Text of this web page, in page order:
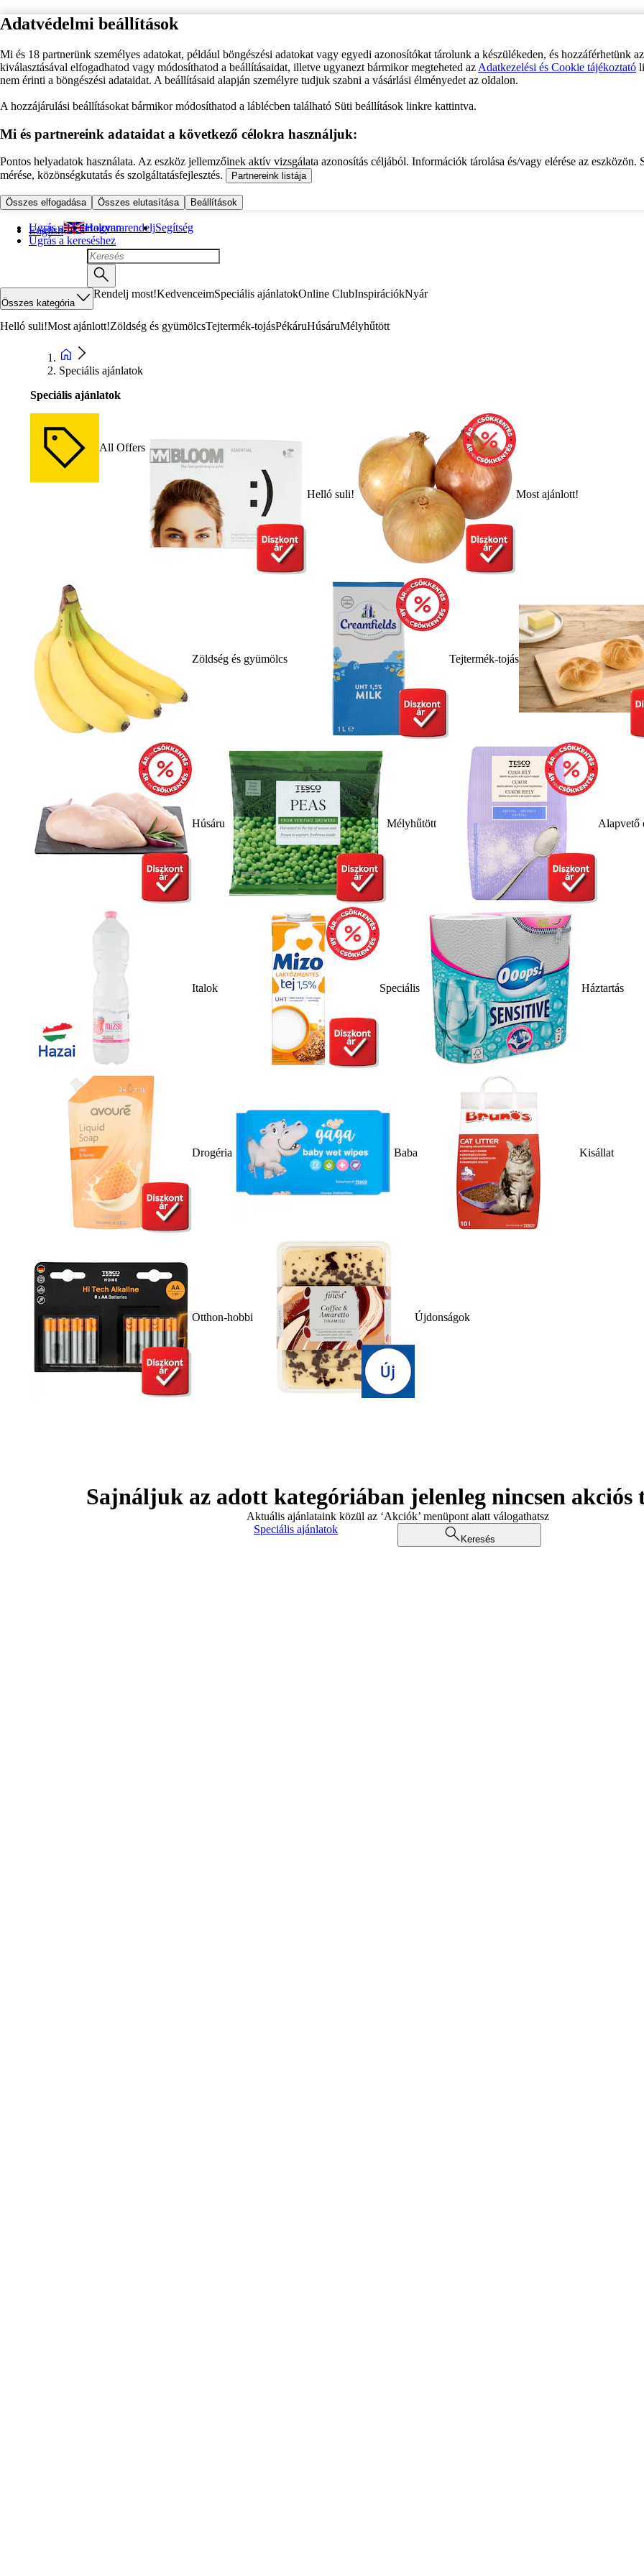
Adatvédelmi beállítások
Mi és 18 partnerünk személyes adatokat, például böngészési adatokat vagy egyedi azonosítókat tárolunk a készülékeden, és hozzáférhetünk
kiválasztásával elfogadhatod vagy módosíthatod a beállításaidat, illetve ugyanezt bármikor megteheted az Adatkezelési és Cookie tájékoztató
nem érinti a böngészési adataidat. A beállításaid alapján személyre tudjuk szabni a vásárlási élményedet az oldalon.
A hozzájárulási beállításokat bármikor módosíthatod a láblécben található Süti beállítások linkre kattintva.
Mi és partnereink adataidat a következő célokra használjuk:
Pontos helyadatok használata. Az eszköz jellemzőinek aktív vizsgálata azonosítás céljából. Információk tárolása és/vagy elérése az eszközön.
mérése, közönségkutatás és szolgáltatásfejlesztés.
Partnereink listája
Összes elfogadása Összes elutasítása Beállítások
Ugrás a fő tartalomra
Ugrás a kereséshez
English Hogyan rendeljSegítség
Összes kategória
Rendelj most!KedvenceimSpeciális ajánlatokOnline ClubInspirációkNyár
Helló suli!Most ajánlott!Zöldség és gyümölcsTejtermék-tojásPékáruHúsáruMélyhűtött
Speciális ajánlatok
Speciális ajánlatok
All Offers
Helló suli! Most ajánlott!
Zöldség és gyümölcs Tejtermék-tojás
Húsáru Mélyhűtött Alapvető
Italok Speciális Háztartás
Drogéria Baba Kisállat
Otthon-hobbi Újdonságok
Sajnáljuk az adott kategóriában jelenleg nincsen akciós
Aktuális ajánlataink közül az ‘Akciók’ menüpont alatt válogathatsz
Speciális ajánlatok
Keresés